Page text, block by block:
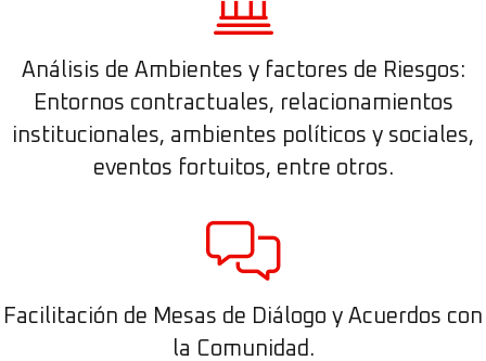
Análisis de Ambientes y factores de Riesgos:
Entornos contractuales, relacionamientos
institucionales, ambientes políticos y sociales,
eventos fortuitos, entre otros.
Facilitación de Mesas de Diálogo y Acuerdos con
la Comunidad.